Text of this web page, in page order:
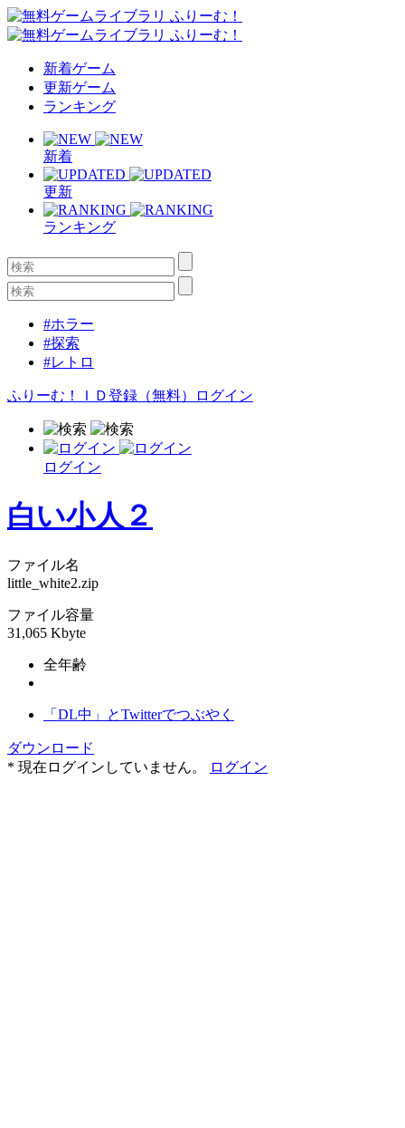
新着ゲーム
更新ゲーム
ランキング
新着
更新
ランキング
#ホラー
#探索
#レトロ
ふりーむ！ＩＤ登録（無料） ログイン
ログイン
白い小人２
ファイル名
little_white2.zip
ファイル容量
31,065 Kbyte
全年齢
「DL中」とTwitterでつぶやく
ダウンロード
* 現在ログインしていません。
ログイン